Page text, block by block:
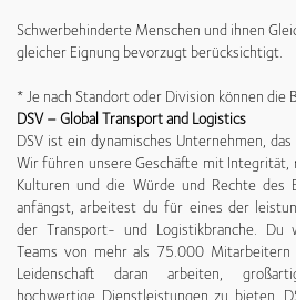
Schwerbehinderte Menschen und ihnen
gleicher Eignung bevorzugt berücksichtigt.
* Je nach Standort oder Division können die
DSV – Global Transport and Logistics
DSV ist ein dynamisches Unternehmen,
Wir führen unsere Geschäfte mit
Kulturen und die Würde und Rechte des
anfängst, arbeitest du für eines der
der Transport- und Logistikbranche.
Teams von mehr als 75.000
Leidenschaft daran arbeiten,
hochwertige Dienstleistungen zu bieten.